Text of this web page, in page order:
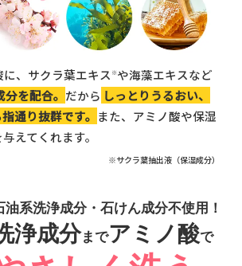
、サクラ葉エキス ※ や海藻エキスなど
を配合。 だから しっとりうるおい、
通り抜群です。 また、アミノ酸や保湿
えてくれます。
※サクラ葉抽出液（保湿成分）
油系洗浄成分・石けん成分不使用！
浄成分までアミノ酸で